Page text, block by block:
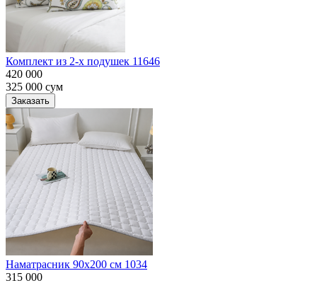
Комплект из 2-х подушек 11646
420 000
325 000 сум
Заказать
Наматрасник 90х200 см 1034
315 000